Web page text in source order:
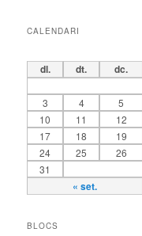
CALENDARI
dl. dt. dc.
« set.
3
4 5
10
11 12
17
18 19
24
25 26
31
BLOCS